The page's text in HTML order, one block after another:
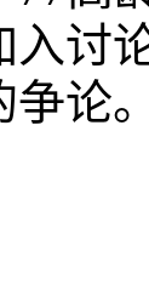
入讨
争论